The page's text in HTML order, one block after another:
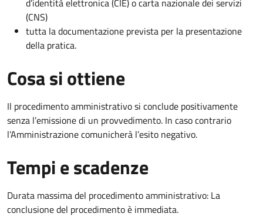
d’identità elettronica (CIE) o carta nazionale dei servizi
(CNS)
tutta la documentazione prevista per la presentazione
della pratica.
Cosa si ottiene
Il procedimento amministrativo si conclude positivamente
senza l’emissione di un provvedimento. In caso contrario
l’Amministrazione comunicherà l’esito negativo.
Tempi e scadenze
Durata massima del procedimento amministrativo: La
conclusione del procedimento è immediata.